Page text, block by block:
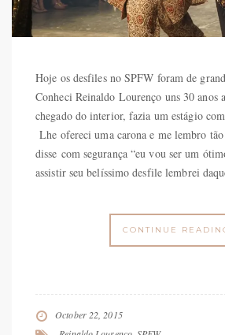
Hoje os desfiles no SPFW foram de
Conheci Reinaldo Lourenço uns 30 anos
chegado do interior, fazia um estágio
Lhe ofereci uma carona e me lembro
disse com segurança “eu vou ser um
assistir seu belíssimo desfile lembrei
CONTINUE
October 22, 2015